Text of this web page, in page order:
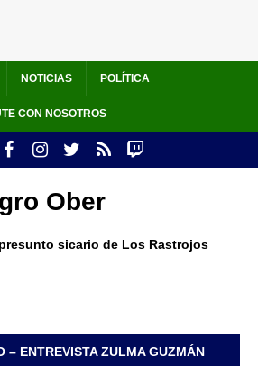
NOTICIAS POLÍTICA
CON NOSOTROS
Ober
sicario de Los Rastrojos
– ENTREVISTA ZULMA GUZMÁN